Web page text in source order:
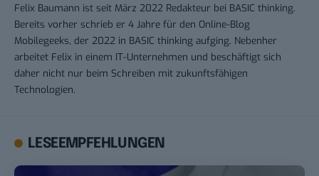
Felix Baumann ist seit März 2022 Redakteur bei BASIC thinking.
Bereits vorher schrieb er 4 Jahre für den Online-Blog
Mobilegeeks, der 2022 in BASIC thinking aufging. Nebenher
arbeitet Felix in einem IT-Unternehmen und beschäftigt sich
daher nicht nur beim Schreiben mit zukunftsfähigen
Technologien.
LESEEMPFEHLUNGEN